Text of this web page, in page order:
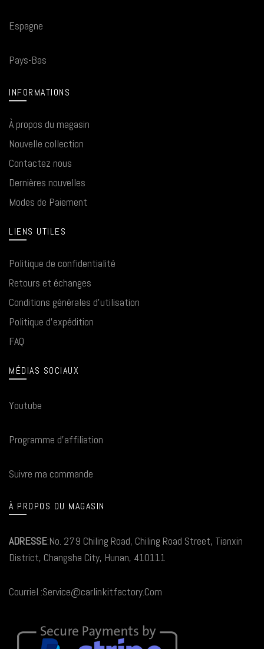
Espagne
Pays-Bas
INFORMATIONS
À propos du magasin
Nouvelle collection
Contactez nous
Dernières nouvelles
Modes de Paiement
LIENS UTILES
Politique de confidentialité
Retours et échanges
Conditions générales d'utilisation
Politique d'expédition
FAQ
MÉDIAS SOCIAUX
Youtube
Programme d'affiliation
Suivre ma commande
À PROPOS DU MAGASIN
ADRESSE:No. 279 Chiling Road, Chiling Road Street, Tianxin
District, Changsha City, Hunan, 410111
Courriel :Service@carlinkitfactory.Com